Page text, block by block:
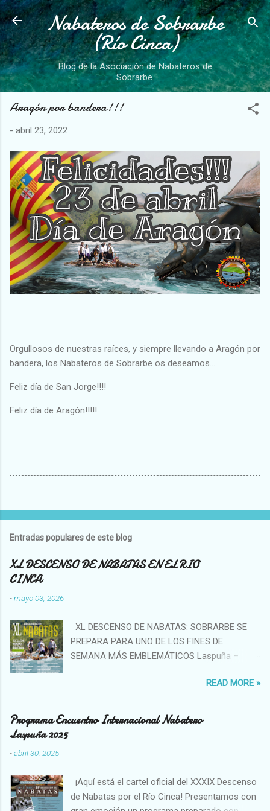
Ir al contenido principal
Nabateros de Sobrarbe
(Río Cinca)
Blog de la Asociación de Nabateros de
Sobrarbe.
Aragón por bandera!!!
- abril 23, 2022
Orgullosos de nuestras raíces, y siempre llevando a Aragón por
bandera, los Nabateros de Sobrarbe os deseamos...
Feliz día de San Jorge!!!!
Feliz día de Aragón!!!!!
Entradas populares de este blog
XL DESCENSO DE NABATAS EN EL RIO
CINCA
-mayo 03, 2026
XL DESCENSO DE NABATAS: SOBRARBE SE
PREPARA PARA UNO DE LOS FINES DE
SEMANA MÁS EMBLEMÁTICOS Laspuña –
La Asociación de Nabateros del Sobrarbe
ultima los preparativos para la celebración del
XL Descenso de Nabatas , una cita ya
Laspuña y Aínsa, junto a Puyarruego como
escenario de inicio, en pleno Sobrarbe ,
READ MORE »
Programa Encuentro Internacional Nabatero
Laspuña 2025
-abril 30, 2025
¡Aquí está el cartel oficial del XXXIX Descenso
de Nabatas por el Río Cinca! Presentamos con